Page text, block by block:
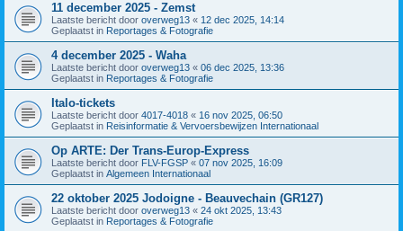
11 december 2025 - Zemst
Laatste bericht door overweg13 « 12 dec 2025, 14:14
Geplaatst in Reportages & Fotografie
4 december 2025 - Waha
Laatste bericht door overweg13 « 06 dec 2025, 13:36
Geplaatst in Reportages & Fotografie
Italo-tickets
Laatste bericht door 4017-4018 « 16 nov 2025, 06:50
Geplaatst in Reisinformatie & Vervoersbewijzen Internationaal
Op ARTE: Der Trans-Europ-Express
Laatste bericht door FLV-FGSP « 07 nov 2025, 16:09
Geplaatst in Algemeen Internationaal
22 oktober 2025 Jodoigne - Beauvechain (GR127)
Laatste bericht door overweg13 « 24 okt 2025, 13:43
Geplaatst in Reportages & Fotografie